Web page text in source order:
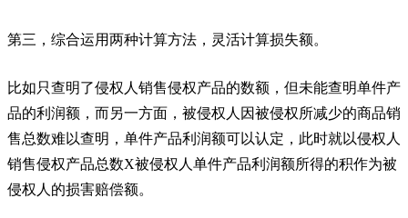
第三，综合运用两种计算方法，灵活计算损失额。
比如只查明了侵权人销售侵权产品的数额，但未能查明单件产
品的利润额，而另一方面，被侵权人因被侵权所减少的商品销
售总数难以查明，单件产品利润额可以认定，此时就以侵权人
销售侵权产品总数X被侵权人单件产品利润额所得的积作为被
侵权人的损害赔偿额。